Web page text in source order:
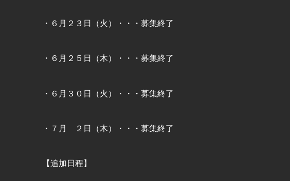
・６月２３日（火）・・・募集終了
・６月２５日（木）・・・募集終了
・６月３０日（火）・・・募集終了
・７月 ２日（木） ・・・募集終了
【追加日程】